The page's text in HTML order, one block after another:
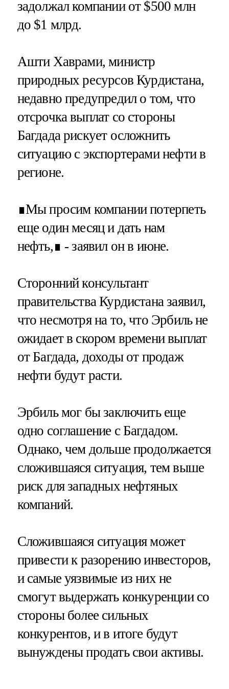
задолжал компании от $500 млн
до $1 млрд.
Ашти Хаврами, министр
природных ресурсов Курдистана,
недавно предупредил о том, что
отсрочка выплат со стороны
Багдада рискует осложнить
ситуацию с экспортерами нефти в
регионе.
∎Мы просим компании потерпеть
еще один месяц и дать нам
нефть,∎ - заявил он в июне.
Сторонний консультант
правительства Курдистана заявил,
что несмотря на то, что Эрбиль не
ожидает в скором времени выплат
от Багдада, доходы от продаж
нефти будут расти.
Эрбиль мог бы заключить еще
одно соглашение с Багдадом.
Однако, чем дольше продолжается
сложившаяся ситуация, тем выше
риск для западных нефтяных
компаний.
Сложившаяся ситуация может
привести к разорению инвесторов,
и самые уязвимые из них не
смогут выдержать конкуренции со
стороны более сильных
конкурентов, и в итоге будут
вынуждены продать свои активы.